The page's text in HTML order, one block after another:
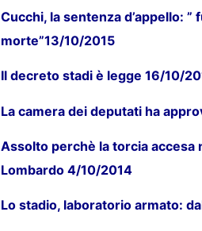
Cucchi, la sentenza d’appello:
morte”13/10/2015
Il decreto stadi è legge 16/10/
La camera dei deputati ha
Assolto perchè la torcia accesa
Lombardo 4/10/2014
Lo stadio, laboratorio armato: